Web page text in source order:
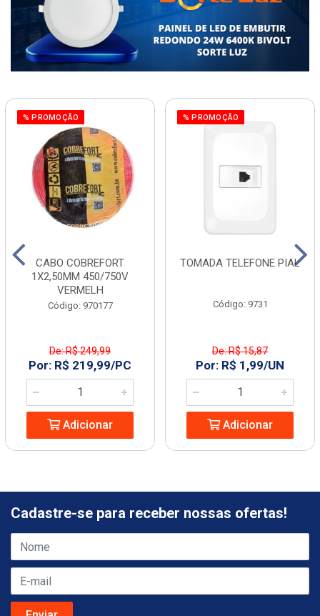
% PROMOÇÃO
CABO COBREFORT
1X2,50MM 450/750V
VERMELH
Código: 970177
De: R$ 249,99
Por: R$ 219,99/PC
Adicionar
% PROMOÇÃO
TOMADA TELEFONE PIAL
Código: 9731
De: R$ 15,87
Por: R$ 1,99/UN
Adicionar
Cadastre-se para receber nossas ofertas!